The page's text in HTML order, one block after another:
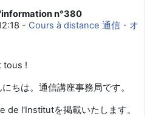
n°380
- Cours à distance 通信・オ
tous !
ちは。通信講座事務局です。
de l'Institutを掲載いたします。